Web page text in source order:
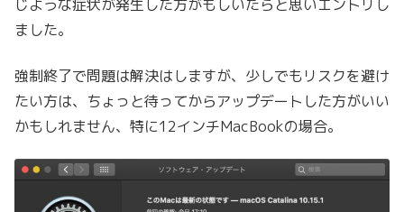
じような症状が発生した方がもしいたらと思いエントリし
ました。
強制終了で問題は解決はしますが、少しでもリスクを避け
たい方は、ちょっと待ってからアップデートした方がいい
かもしれません、特に12インチMacBookの場合。